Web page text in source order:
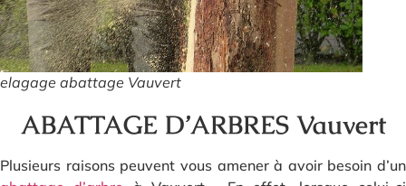
elagage abattage Vauvert
ABATTAGE D’ARBRES Vauvert
Plusieurs raisons peuvent vous amener à avoir besoin d’un